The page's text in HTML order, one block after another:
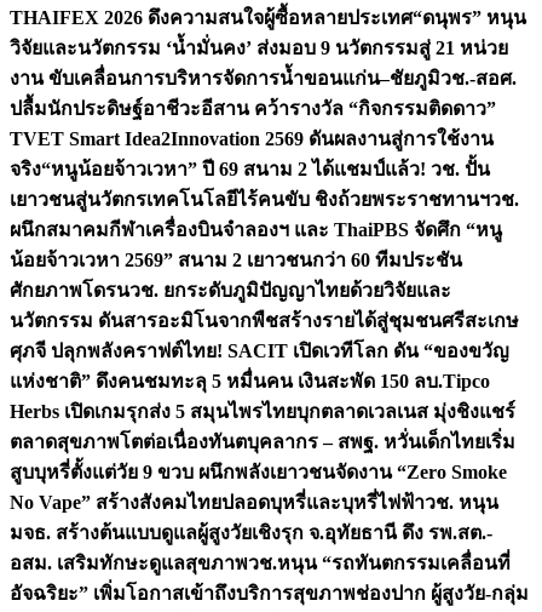
THAIFEX 2026 ดึงความสนใจผู้ซื้อหลายประเทศ“ดนุพร” หนุน
วิจัยและนวัตกรรม ‘น้ำมั่นคง’ ส่งมอบ 9 นวัตกรรมสู่ 21 หน่วย
งาน ขับเคลื่อนการบริหารจัดการน้ำขอนแก่น–ชัยภูมิวช.-สอศ.
ปลื้มนักประดิษฐ์อาชีวะอีสาน คว้ารางวัล “กิจกรรมติดดาว”
TVET Smart Idea2Innovation 2569 ดันผลงานสู่การใช้งาน
จริง“หนูน้อยจ้าวเวหา” ปี 69 สนาม 2 ได้แชมป์แล้ว! วช. ปั้น
เยาวชนสู่นวัตกรเทคโนโลยีไร้คนขับ ชิงถ้วยพระราชทานฯวช.
ผนึกสมาคมกีฬาเครื่องบินจำลองฯ และ ThaiPBS จัดศึก “หนู
น้อยจ้าวเวหา 2569” สนาม 2 เยาวชนกว่า 60 ทีมประชัน
ศักยภาพโดรนวช. ยกระดับภูมิปัญญาไทยด้วยวิจัยและ
นวัตกรรม ดันสารอะมิโนจากพืชสร้างรายได้สู่ชุมชนศรีสะเกษ
ศุภจี ปลุกพลังคราฟต์ไทย! SACIT เปิดเวทีโลก ดัน “ของขวัญ
แห่งชาติ” ดึงคนชมทะลุ 5 หมื่นคน เงินสะพัด 150 ลบ.Tipco
Herbs เปิดเกมรุกส่ง 5 สมุนไพรไทยบุกตลาดเวลเนส มุ่งชิงแชร์
ตลาดสุขภาพโตต่อเนื่องทันตบุคลากร – สพฐ. หวั่นเด็กไทยเริ่ม
สูบบุหรี่ตั้งแต่วัย 9 ขวบ ผนึกพลังเยาวชนจัดงาน “Zero Smoke
No Vape” สร้างสังคมไทยปลอดบุหรี่และบุหรี่ไฟฟ้าวช. หนุน
มจธ. สร้างต้นแบบดูแลผู้สูงวัยเชิงรุก จ.อุทัยธานี ดึง รพ.สต.-
อสม. เสริมทักษะดูแลสุขภาพวช.หนุน “รถทันตกรรมเคลื่อนที่
อัจฉริยะ” เพิ่มโอกาสเข้าถึงบริการสุขภาพช่องปาก ผู้สูงวัย-กลุ่ม